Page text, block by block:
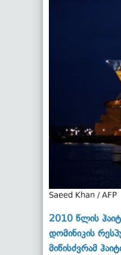
Saeed Khan / AFP
2010 წლის
დომინიკის
მიწისძვრამ